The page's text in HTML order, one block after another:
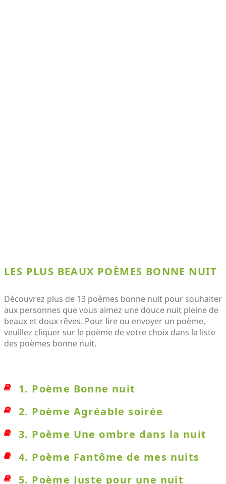
LES PLUS BEAUX POÈMES BONNE NUIT
Découvrez plus de 13 poèmes bonne nuit pour souhaiter
aux personnes que vous aimez une douce nuit pleine de
beaux et doux rêves. Pour lire ou envoyer un poème,
veuillez cliquer sur le poème de votre choix dans la liste
des poèmes bonne nuit.
1. Poème Bonne nuit
2. Poème Agréable soirée
3. Poème Une ombre dans la nuit
4. Poème Fantôme de mes nuits
5. Poème Juste pour une nuit